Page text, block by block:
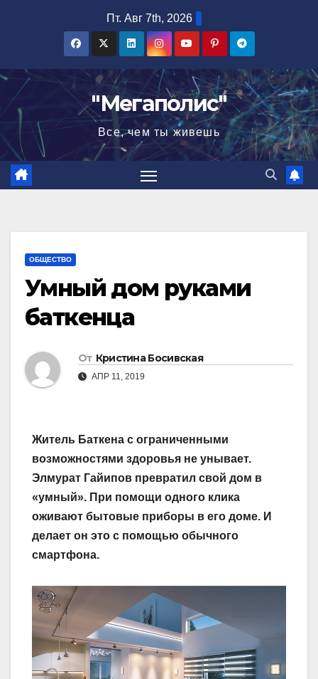
Пт. Авг 7th, 2026
"Мегаполис"
Все, чем ты живешь
ОБЩЕСТВО
Умный дом руками
баткенца
От Кристина Босивская
АПР 11, 2019
Житель Баткена с ограниченными
возможностями здоровья не унывает.
Элмурат Гайипов превратил свой дом в
«умный». При помощи одного клика
оживают бытовые приборы в его доме. И
делает он это с помощью обычного
смартфона.